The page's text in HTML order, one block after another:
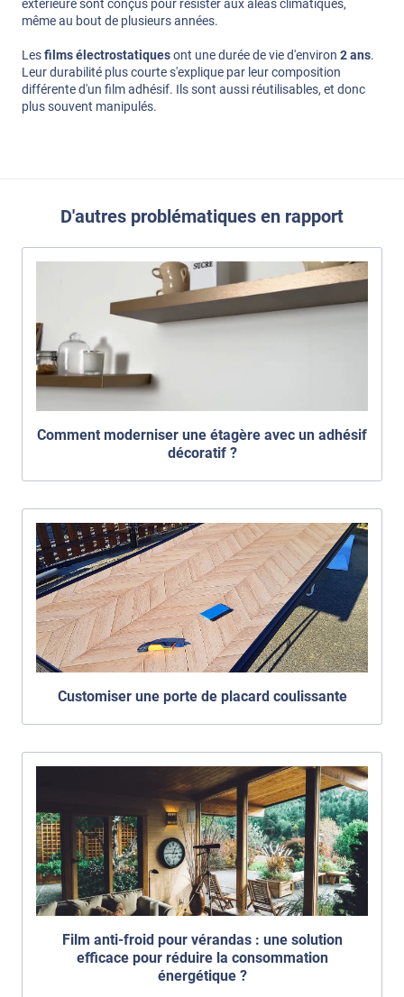
extérieure sont conçus pour résister aux aléas climatiques,
même au bout de plusieurs années.
Lesfilms électrostatiquesont une durée de vie d'environ 2 ans.
Leur durabilité plus courte s'explique par leur composition
différente d'un film adhésif. Ils sont aussi réutilisables, et donc
plus souvent manipulés.
D'autres problématiques en rapport
Comment moderniser une étagère avec un adhésif
décoratif ?
Customiser une porte de placard coulissante
Film anti-froid pour vérandas : une solution
efficace pour réduire la consommation
énergétique ?